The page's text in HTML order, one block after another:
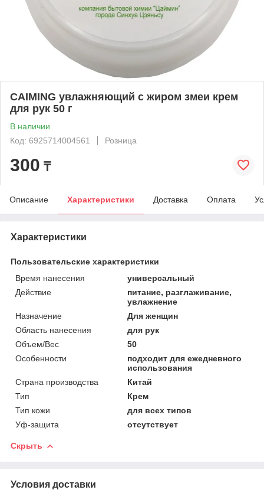
CAIMING увлажняющий с жиром змеи крем
для рук 50 г
В наличии
Код: 6925714004561
Розница
300 ₸
Описание Характеристики Доставка Оплата
Характеристики
Пользовательские характеристики
Время нанесения
универсальный
Действие
питание, разглаживание,
увлажнение
Назначение
Для женщин
Область нанесения
для рук
Объем/Вес
50
Особенности
подходит для ежедневного
использования
Страна производства
Китай
Тип
Крем
Тип кожи
для всех типов
Уф-защита
отсутствует
Скрыть
Условия доставки